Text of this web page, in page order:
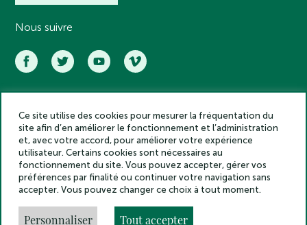
Nous suivre
Académie des inscriptions et belles lettres – Tous droits réservés
2025
Politique de confidentialité
Mentions légales
Crédits
Gestion des cookies
Made by
Ce site utilise des cookies pour mesurer la fréquentation du
site afin d’en améliorer le fonctionnement et l’administration
et, avec votre accord, pour améliorer votre expérience
utilisateur. Certains cookies sont nécessaires au
fonctionnement du site. Vous pouvez accepter, gérer vos
préférences par finalité ou continuer votre navigation sans
accepter. Vous pouvez changer ce choix à tout moment.
Personnaliser Tout accepter